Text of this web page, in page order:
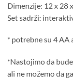
Dimenzije: 12 x 28
Set sadrži:
* potrebne su 4 AA
*Nastojimo da
ali ne možemo da